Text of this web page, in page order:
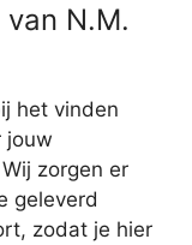
N.M.
het vinden
jouw
zorgen er
geleverd
zodat je hier